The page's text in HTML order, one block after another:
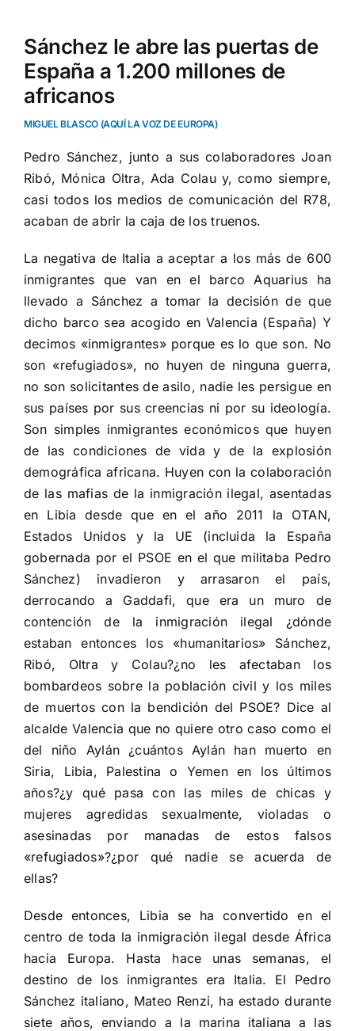
Sánchez le abre las puertas de
España a 1.200 millones de
africanos
MIGUEL BLASCO (AQUÍ LA VOZ DE EUROPA)
Pedro Sánchez, junto a sus colaboradores Joan
Ribó, Mónica Oltra, Ada Colau y, como siempre,
casi todos los medios de comunicación del R78,
acaban de abrir la caja de los truenos.
La negativa de Italia a aceptar a los más de 600
inmigrantes que van en el barco Aquarius ha
llevado a Sánchez a tomar la decisión de que
dicho barco sea acogido en Valencia (España) Y
decimos «inmigrantes» porque es lo que son. No
son «refugiados», no huyen de ninguna guerra,
no son solicitantes de asilo, nadie les persigue en
sus países por sus creencias ni por su ideología.
Son simples inmigrantes económicos que huyen
de las condiciones de vida y de la explosión
demográfica africana. Huyen con la colaboración
de las mafias de la inmigración ilegal, asentadas
en Libia desde que en el año 2011 la OTAN,
Estados Unidos y la UE (incluida la España
gobernada por el PSOE en el que militaba Pedro
Sánchez) invadieron y arrasaron el país,
derrocando a Gaddafi, que era un muro de
contención de la inmigración ilegal ¿dónde
estaban entonces los «humanitarios» Sánchez,
Ribó, Oltra y Colau?¿no les afectaban los
bombardeos sobre la población civil y los miles
de muertos con la bendición del PSOE? Dice al
alcalde Valencia que no quiere otro caso como el
del niño Aylán ¿cuántos Aylán han muerto en
Siria, Libia, Palestina o Yemen en los últimos
años?¿y qué pasa con las miles de chicas y
mujeres agredidas sexualmente, violadas o
asesinadas por manadas de estos falsos
«refugiados»?¿por qué nadie se acuerda de
ellas?
Desde entonces, Libia se ha convertido en el
centro de toda la inmigración ilegal desde África
hacia Europa. Hasta hace unas semanas, el
destino de los inmigrantes era Italia. El Pedro
Sánchez italiano, Mateo Renzi, ha estado durante
siete años, enviando a la marina italiana a las